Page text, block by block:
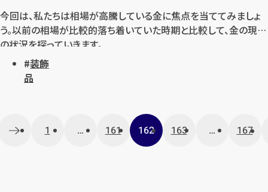
今回は、私たちは相場が高騰している金に焦点を当ててみましょ
う。以前の相場が比較的落ち着いていた時期と比較して、金の現在
の状況を探っていきます。
装飾
品
1 … 161 162 163 … 167